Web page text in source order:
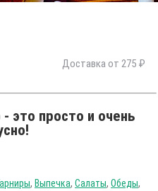
Доставка от 275 ₽
это просто и очень
, Выпечка, Салаты, Обеды,